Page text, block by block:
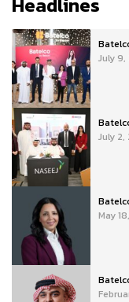
July
July 2,
May